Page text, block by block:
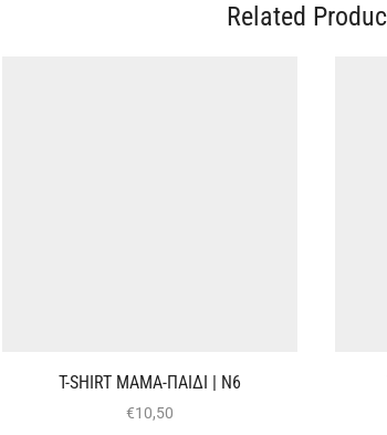
Related
T-SHIRT ΜΑΜΑ-ΠΑΙΔΙ | Ν6
€10,50